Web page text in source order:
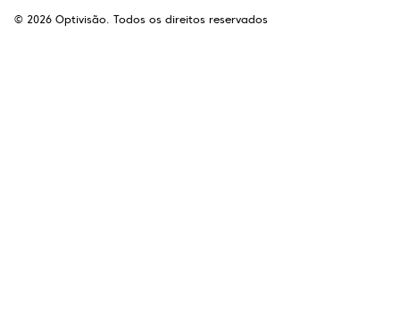
© 2026 Optivisão. Todos os direitos reservados